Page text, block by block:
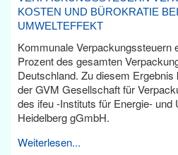
KOSTEN UND BÜROKRATIE
UMWELTEFFEKT
Kommunale Verpackungssteuern
Prozent des gesamten
Deutschland. Zu diesem
der GVM Gesellschaft für
des ifeu -Instituts für Energie- und
Heidelberg gGmbH.
Weiterlesen...